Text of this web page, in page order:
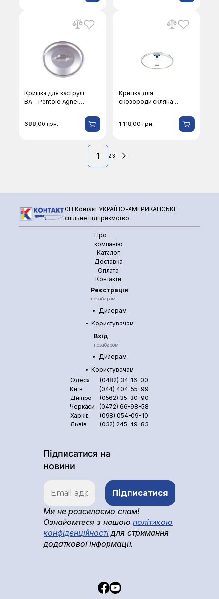
Кришка для каструлі
BA – Pentole Agnelli
688,00грн.
Кришка для
сковороди скляна
1 118,00грн.
1 2 3
СП Контакт УКРАЇНО-АМЕРИКАНСЬКЕ
спільне підприємство
Про
компанію
Каталог
Доставка
Оплата
Контакти
Реєстрація
незабаром
Дилерам
Користувачам
Вхід
незабаром
Дилерам
Користувачам
Одеса
(0482) 34-16-00
Київ
(044) 404-55-99
Дніпро
(0562) 35-30-90
Черкаси
(0472) 66-98-58
Харків
(098) 054-09-10
Львів
(032) 245-49-83
Підписатися на
новини
Ми не розсилаємо спам!
Ознайомтеся з нашоюполітикою
конфіденційності для отримання
додаткової інформації.